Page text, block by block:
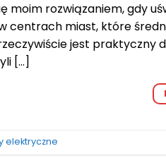
moim rozwiązaniem, gdy
centrach miast, które
jest praktyczny
[…]
elektryczne